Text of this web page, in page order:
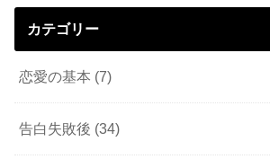
カテゴリー
恋愛の基本 (7)
告白失敗後 (34)